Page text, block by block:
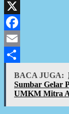
WhatsApp
X
Facebook
Email
Share
BACA JUGA:
Sumbar Gelar
UMKM Mitra